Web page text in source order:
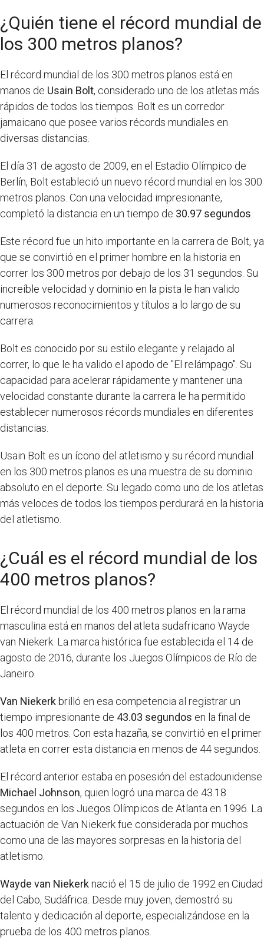
¿Quién tiene el récord mundial de
los 300 metros planos?
El récord mundial de los 300 metros planos está en
manos de Usain Bolt, considerado uno de los atletas más
rápidos de todos los tiempos. Bolt es un corredor
jamaicano que posee varios récords mundiales en
diversas distancias.
El día 31 de agosto de 2009, en el Estadio Olímpico de
Berlín, Bolt estableció un nuevo récord mundial en los 300
metros planos. Con una velocidad impresionante,
completó la distancia en un tiempo de 30.97 segundos
Este récord fue un hito importante en la carrera de Bolt, ya
que se convirtió en el primer hombre en la historia en
correr los 300 metros por debajo de los 31 segundos. Su
increíble velocidad y dominio en la pista le han valido
numerosos reconocimientos y títulos a lo largo de su
carrera.
Bolt es conocido por su estilo elegante y relajado al
correr, lo que le ha valido el apodo de "El relámpago". Su
capacidad para acelerar rápidamente y mantener una
velocidad constante durante la carrera le ha permitido
establecer numerosos récords mundiales en diferentes
distancias.
Usain Bolt es un ícono del atletismo y su récord mundial
en los 300 metros planos es una muestra de su dominio
absoluto en el deporte. Su legado como uno de los atletas
más veloces de todos los tiempos perdurará en la historia
del atletismo.
¿Cuál es el récord mundial de los
400 metros planos?
El récord mundial de los 400 metros planos en la rama
masculina está en manos del atleta sudafricano Wayde
van Niekerk. La marca histórica fue establecida el 14 de
agosto de 2016, durante los Juegos Olímpicos de Río de
Janeiro.
Van Niekerkbrilló en esa competencia al registrar un
tiempo impresionante de 43.03 segundos en la final de
los 400 metros. Con esta hazaña, se convirtió en el primer
atleta en correr esta distancia en menos de 44 segundos.
El récord anterior estaba en posesión del estadounidense
Michael Johnson, quien logró una marca de 43.18
segundos en los Juegos Olímpicos de Atlanta en 1996. La
actuación de Van Niekerk fue considerada por muchos
como una de las mayores sorpresas en la historia del
atletismo.
Wayde van Niekerknació el 15 de julio de 1992 en Ciudad
del Cabo, Sudáfrica. Desde muy joven, demostró su
talento y dedicación al deporte, especializándose en la
prueba de los 400 metros planos.